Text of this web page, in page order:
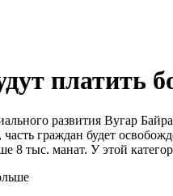
платить
развития Bугар
граждан будет
8 тыс. манат. У этой